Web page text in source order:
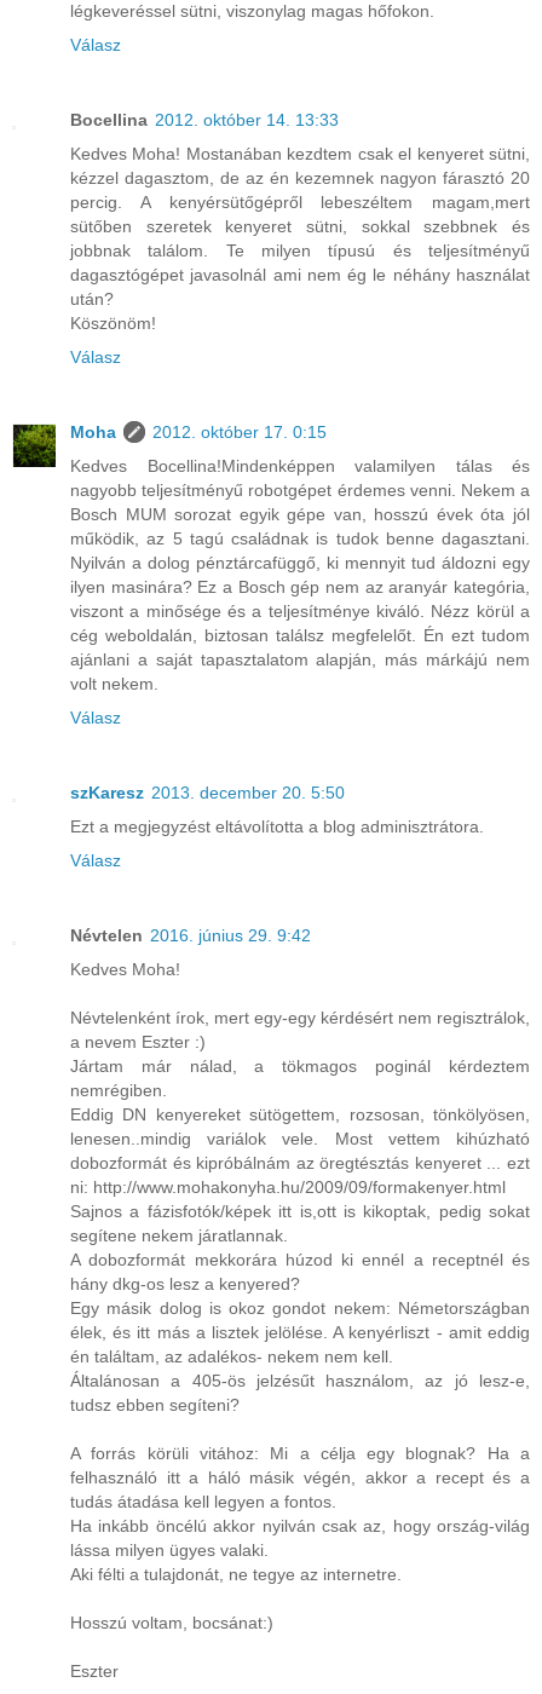
légkeveréssel sütni, viszonylag magas hőfokon.
Válasz
Bocellina 2012. október 14. 13:33
Kedves Moha! Mostanában kezdtem csak el kenyeret sütni,
kézzel dagasztom, de az én kezemnek nagyon fárasztó 20
percig. A kenyérsütőgépről lebeszéltem magam,mert
sütőben szeretek kenyeret sütni, sokkal szebbnek és
jobbnak találom. Te milyen típusú és teljesítményű
dagasztógépet javasolnál ami nem ég le néhány használat
után?
Köszönöm!
Válasz
Moha
2012. október 17. 0:15
Kedves Bocellina!Mindenképpen valamilyen tálas és
nagyobb teljesítményű robotgépet érdemes venni. Nekem a
Bosch MUM sorozat egyik gépe van, hosszú évek óta jól
működik, az 5 tagú családnak is tudok benne dagasztani.
Nyilván a dolog pénztárcafüggő, ki mennyit tud áldozni egy
ilyen masinára? Ez a Bosch gép nem az aranyár kategória,
viszont a minősége és a teljesítménye kiváló. Nézz körül a
cég weboldalán, biztosan találsz megfelelőt. Én ezt tudom
ajánlani a saját tapasztalatom alapján, más márkájú nem
volt nekem.
Válasz
szKaresz 2013. december 20. 5:50
Ezt a megjegyzést eltávolította a blog adminisztrátora.
Válasz
Névtelen 2016. június 29. 9:42
Kedves Moha!
Névtelenként írok, mert egy-egy kérdésért nem regisztrálok,
a nevem Eszter :)
Jártam már nálad, a tökmagos poginál kérdeztem
nemrégiben.
Eddig DN kenyereket sütögettem, rozsosan, tönkölyösen,
lenesen..mindig variálok vele. Most vettem kihúzható
dobozformát és kipróbálnám az öregtésztás kenyeret ... ezt
ni: http://www.mohakonyha.hu/2009/09/formakenyer.html
Sajnos a fázisfotók/képek itt is,ott is kikoptak, pedig sokat
segítene nekem járatlannak.
A dobozformát mekkorára húzod ki ennél a receptnél és
hány dkg-os lesz a kenyered?
Egy másik dolog is okoz gondot nekem: Németországban
élek, és itt más a lisztek jelölése. A kenyérliszt - amit eddig
én találtam, az adalékos- nekem nem kell.
Általánosan a 405-ös jelzésűt használom, az jó lesz-e,
tudsz ebben segíteni?
A forrás körüli vitához: Mi a célja egy blognak? Ha a
felhasználó itt a háló másik végén, akkor a recept és a
tudás átadása kell legyen a fontos.
Ha inkább öncélú akkor nyilván csak az, hogy ország-világ
lássa milyen ügyes valaki.
Aki félti a tulajdonát, ne tegye az internetre.
Hosszú voltam, bocsánat:)
Eszter